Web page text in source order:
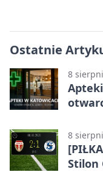
Ostatnie
8
8
Stilon